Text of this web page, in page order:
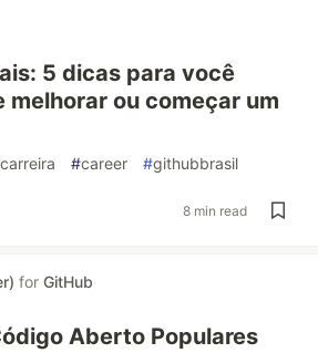
5 dicas para você
melhorar ou começar um
carreira #career #githubbrasil
8 min read
for GitHub
Aberto Populares